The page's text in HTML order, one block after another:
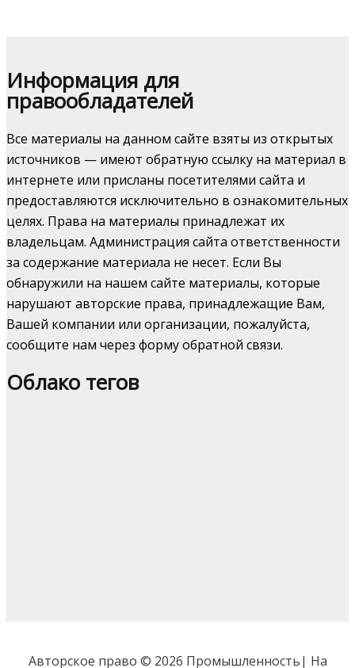
Информация для
правообладателей
Все материалы на данном сайте взяты из открытых
источников — имеют обратную ссылку на материал в
интернете или присланы посетителями сайта и
предоставляются исключительно в ознакомительных
целях. Права на материалы принадлежат их
владельцам. Администрация сайта ответственности
за содержание материала не несет. Если Вы
обнаружили на нашем сайте материалы, которые
нарушают авторские права, принадлежащие Вам,
Вашей компании или организации, пожалуйста,
сообщите нам через форму обратной связи.
Облако тегов
Авторское право © 2026 Промышленность| На